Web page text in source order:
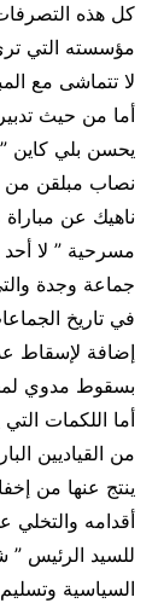
كل هذه
مؤسسته التي
لا تتماشى مع
أما من حيث
يحسن بلي
نصاب مبلقن من
ناهيك عن
مسرحية ” لا
جماعة وجدة
في تاريخ
إضافة لإسقاط
بسقوط مدوي
أما اللكمات
من القياديين
ينتج عنها من
أقدامه
للسيد الرئيس ”
السياسية